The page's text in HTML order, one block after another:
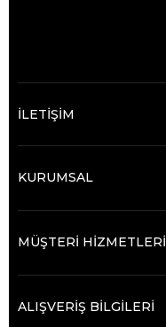
İLETİŞİM
KURUMSAL
MÜŞTERİ HİZMETLERİ
ALIŞVERİŞ BİLGİLERİ